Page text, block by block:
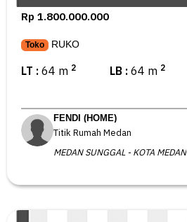
Rp 1.800.000.000
Toko RUKO
LT : 64 m 2 LB : 64 m 2
FENDI (HOME)
Titik Rumah Medan
MEDAN SUNGGAL - KOTA MEDAN